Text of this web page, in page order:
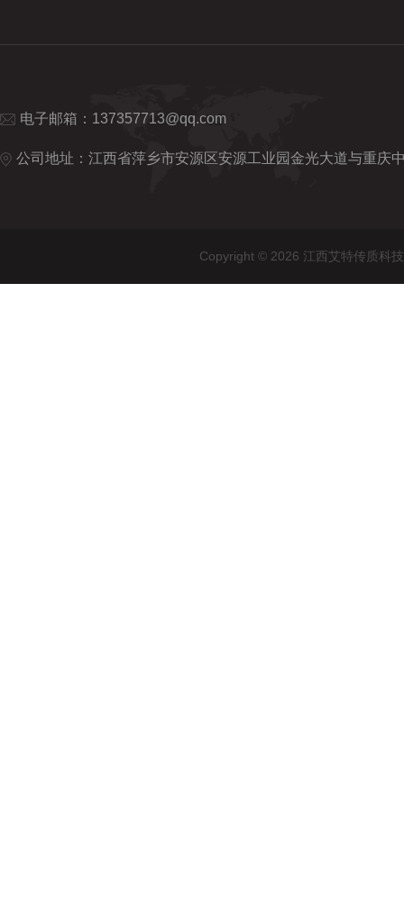
电子邮箱： 137357713@qq.com
公司地址：江西省萍乡市安源区安源工业园金光大道与重庆
Copyright © 2026 江西艾特传质科